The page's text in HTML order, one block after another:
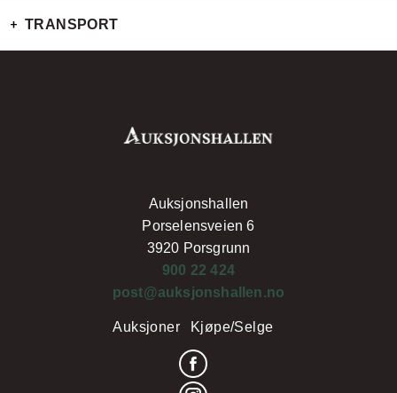
TRANSPORT
Auksjonshallen
Porselensveien 6
3920 Porsgrunn
900 22 424
post@auksjonshallen.no
Auksjoner Kjøpe/Selge